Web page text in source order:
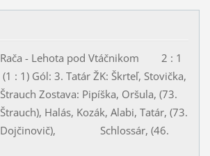
Rača - Lehota pod Vtáčnikom 2 : 1
(1 : 1) Gól: 3. Tatár ŽK: Škrteľ, Stovička,
Štrauch Zostava: Pipíška, Oršula, (73.
Štrauch), Halás, Kozák, Alabi, Tatár, (73.
Dojčinovič), Schlossár, (46.